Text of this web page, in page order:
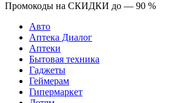
Промокоды на СКИДКИ до — 90 %
Авто
Аптека Диалог
Аптеки
Бытовая техника
Гаджеты
Геймерам
Гипермаркет